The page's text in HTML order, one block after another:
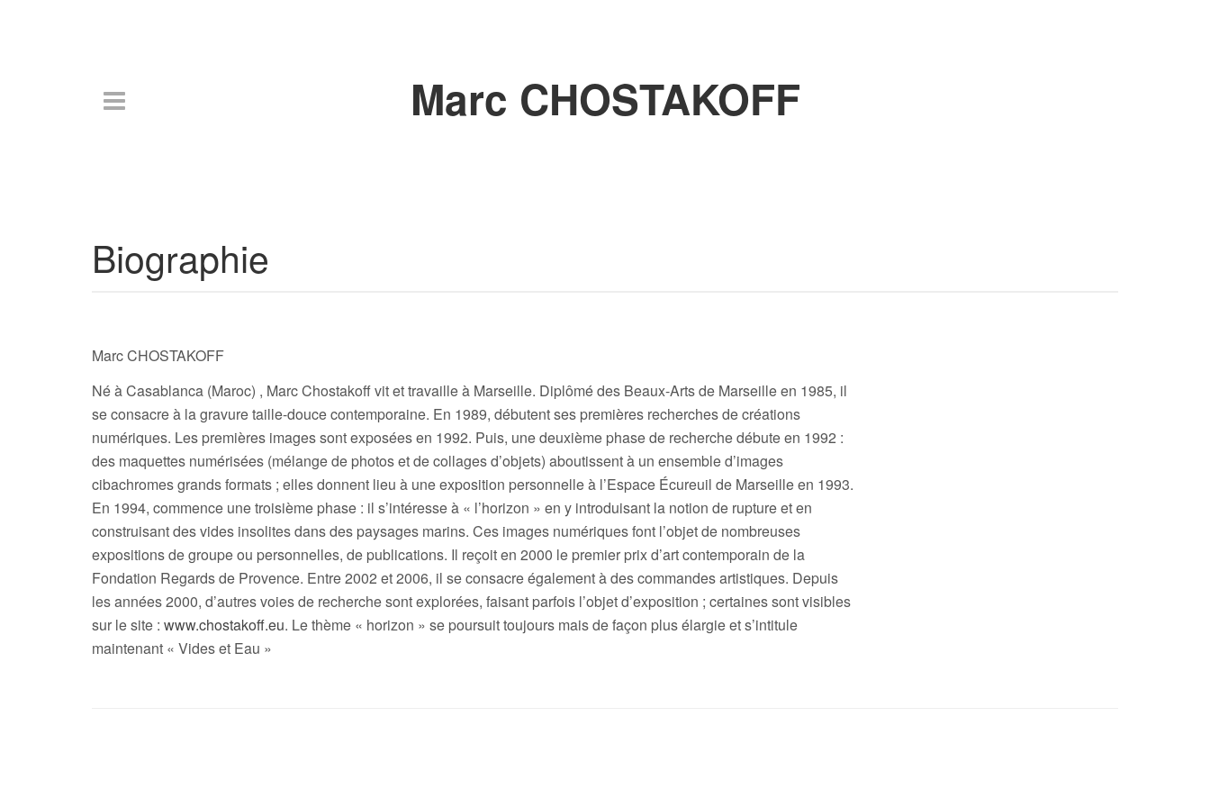
Marc CHOSTAKOFF
Biographie
Marc CHOSTAKOFF
Né à Casablanca (Maroc) , Marc Chostakoff vit et travaille à Marseille. Diplômé des Beaux-Arts de Marseille en 1985, il
se consacre à la gravure taille-douce contemporaine. En 1989, débutent ses premières recherches de créations
numériques. Les premières images sont exposées en 1992. Puis, une deuxième phase de recherche débute en 1992 :
des maquettes numérisées (mélange de photos et de collages d’objets) aboutissent à un ensemble d’images
cibachromes grands formats ; elles donnent lieu à une exposition personnelle à l’Espace Écureuil de Marseille en 1993.
En 1994, commence une troisième phase : il s’intéresse à « l’horizon » en y introduisant la notion de rupture et en
construisant des vides insolites dans des paysages marins. Ces images numériques font l’objet de nombreuses
expositions de groupe ou personnelles, de publications. Il reçoit en 2000 le premier prix d’art contemporain de la
Fondation Regards de Provence. Entre 2002 et 2006, il se consacre également à des commandes artistiques. Depuis
les années 2000, d’autres voies de recherche sont explorées, faisant parfois l’objet d’exposition ; certaines sont visibles
sur le site : www.chostakoff.eu. Le thème « horizon » se poursuit toujours mais de façon plus élargie et s’intitule
maintenant « Vides et Eau »